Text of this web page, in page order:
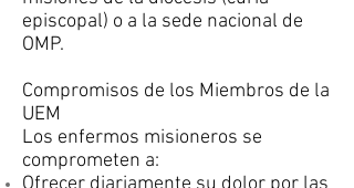
episcopal) o a la sede nacional de
OMP.
Compromisos de los Miembros de la
UEM
Los enfermos misioneros se
comprometen a: